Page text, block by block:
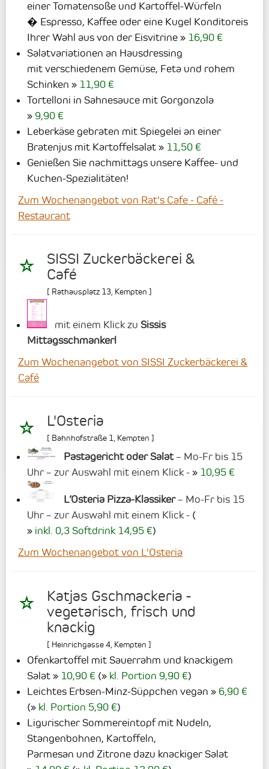
einer Tomatensoße und Kartoffel-Würfeln
� Espresso, Kaffee oder eine Kugel Konditoreis
Ihrer Wahl aus von der Eisvitrine
16,90 €
Salatvariationen an Hausdressing
mit verschiedenem Gemüse, Feta und rohem
Schinken
11,90 €
Tortelloni in Sahnesauce mit Gorgonzola
9,90 €
Leberkäse gebraten mit Spiegelei an einer
Bratenjus mit Kartoffelsalat
11,50 €
Genießen Sie nachmittags unsere Kaffee- und
Kuchen-Spezialitäten!
Zum Wochenangebot von Rat's Cafe - Café -
Restaurant
SISSI Zuckerbäckerei &
Café
[ Rathausplatz 13 Kempten ]
mit einem Klick zu Sissis
Mittagsschmankerl
Zum Wochenangebot von SISSI Zuckerbäckerei &
Café
L'Osteria
[ Bahnhofstraße 1, Kempten ]
Pastagericht oder Salat– Mo-Fr bis 15
Uhr – zur Auswahl mit einem Klick -
10,95 €
L’Osteria Pizza-Klassiker– Mo-Fr bis 15
Uhr – zur Auswahl mit einem Klick - (
inkl. 0,3 Softdrink 14,95 €)
Zum Wochenangebot von L'Osteria
Katjas Gschmackeria -
vegetarisch, frisch und
knackig
[ Heinrichgasse 4 Kempten ]
Ofenkartoffel mit Sauerrahm und knackigem
Salat
10,90 € ( kl. Portion 9,90 €)
Leichtes Erbsen-Minz-Süppchen vegan
6,90 €
(
kl. Portion 5,90 €)
Ligurischer Sommereintopf mit Nudeln,
Stangenbohnen, Kartoffeln,
Parmesan und Zitrone dazu knackiger Salat